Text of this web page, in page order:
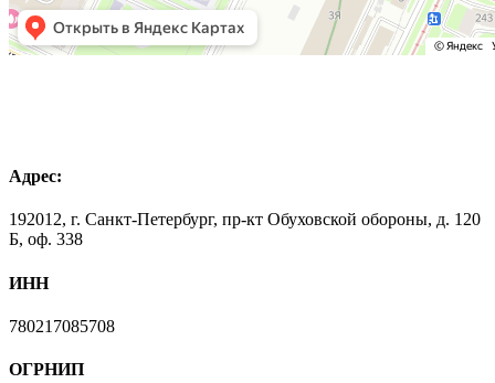
Адрес:
192012, г. Санкт-Петербург, пр-кт Обуховской обороны, д. 120
Б, оф. 338
ИНН
780217085708
ОГРНИП